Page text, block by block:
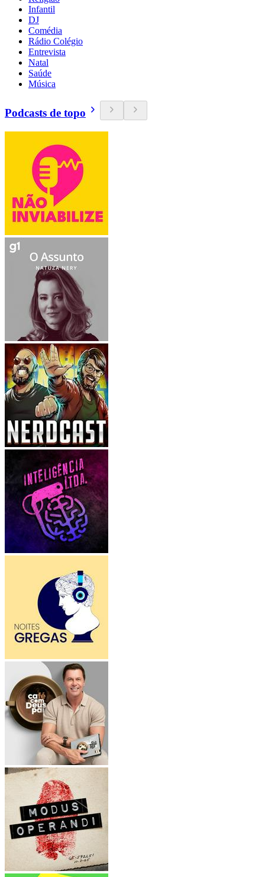
Infantil
DJ
Comédia
Rádio Colégio
Entrevista
Natal
Saúde
Música
Podcasts de topo